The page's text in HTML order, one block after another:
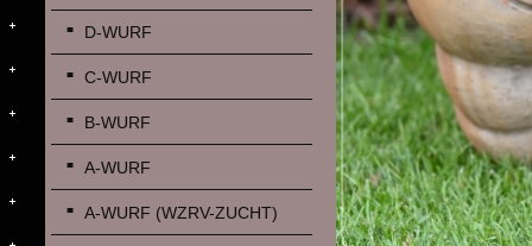
D-WURF
C-WURF
B-WURF
A-WURF
A-WURF (WZRV-ZUCHT)